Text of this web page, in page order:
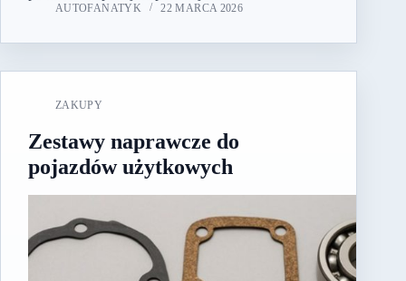
AUTOFANATYK 22 MARCA 2026
ZAKUPY
Zestawy naprawcze do
pojazdów użytkowych